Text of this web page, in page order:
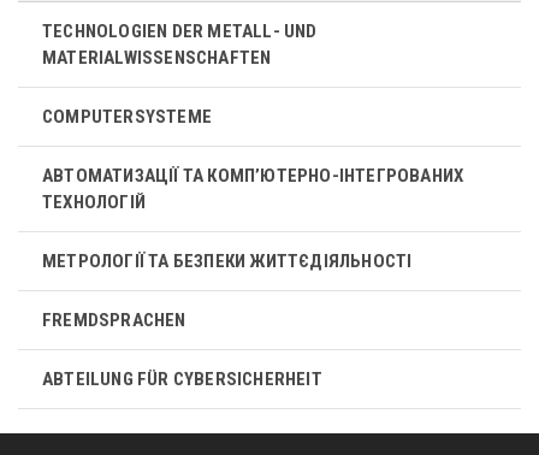
TECHNOLOGIEN DER METALL- UND
MATERIALWISSENSCHAFTEN
COMPUTERSYSTEME
АВТОМАТИЗАЦІЇ ТА КОМП’ЮТЕРНО-ІНТЕГРОВАНИХ
ТЕХНОЛОГІЙ
МЕТРОЛОГІЇ ТА БЕЗПЕКИ ЖИТТЄДІЯЛЬНОСТІ
FREMDSPRACHEN
ABTEILUNG FÜR CYBERSICHERHEIT